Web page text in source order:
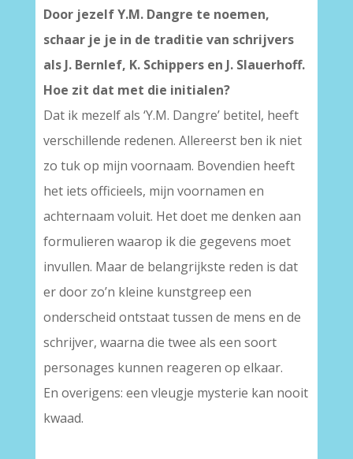
Door jezelf Y.M. Dangre te noemen,
schaar je je in de traditie van schrijvers
als J. Bernlef, K. Schippers en J. Slauerhoff.
Hoe zit dat met die initialen?
Dat ik mezelf als ‘Y.M. Dangre’ betitel, heeft
verschillende redenen. Allereerst ben ik niet
zo tuk op mijn voornaam. Bovendien heeft
het iets officieels, mijn voornamen en
achternaam voluit. Het doet me denken aan
formulieren waarop ik die gegevens moet
invullen. Maar de belangrijkste reden is dat
er door zo’n kleine kunstgreep een
onderscheid ontstaat tussen de mens en de
schrijver, waarna die twee als een soort
personages kunnen reageren op elkaar.
En overigens: een vleugje mysterie kan nooit
kwaad.